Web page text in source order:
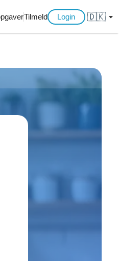
Tilmeld Login 🇩🇰 arrow_drop_down